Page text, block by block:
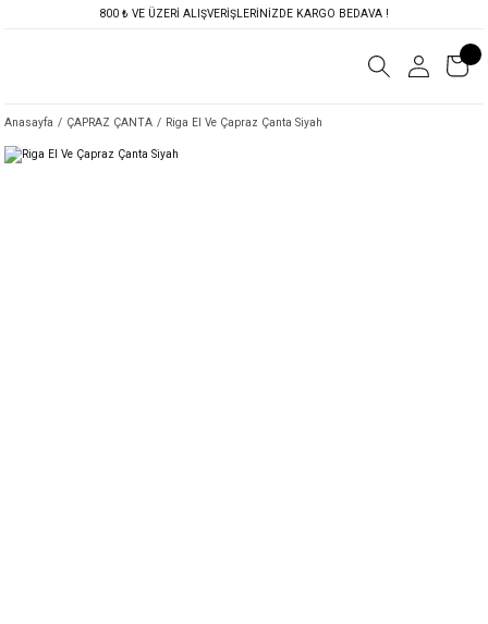
800 ₺ VE ÜZERİ ALIŞVERİŞLERİNİZDE KARGO BEDAVA !
Anasayfa ÇAPRAZ ÇANTA Riga El Ve Çapraz Çanta Siyah